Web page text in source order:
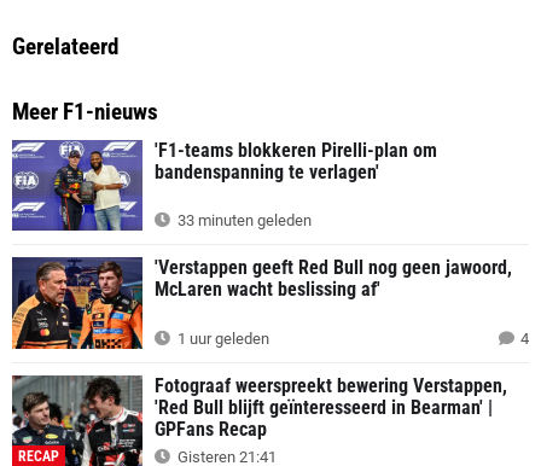
Gerelateerd
Meer F1-nieuws
'F1-teams blokkeren Pirelli-plan om
bandenspanning te verlagen'
33 minuten geleden
'Verstappen geeft Red Bull nog geen jawoord,
McLaren wacht beslissing af'
1 uur geleden 4
RECAP
Fotograaf weerspreekt bewering Verstappen,
'Red Bull blijft geïnteresseerd in Bearman' |
GPFans Recap
Gisteren 21:41